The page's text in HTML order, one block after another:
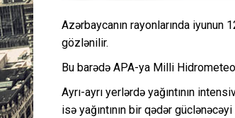
Azərbaycanın rayonlarında iyunun
gözlənilir.
Bu barədə APA-ya Milli
Ayrı-ayrı yerlərdə yağıntının
isə yağıntının bir qədər güclənəcəyi